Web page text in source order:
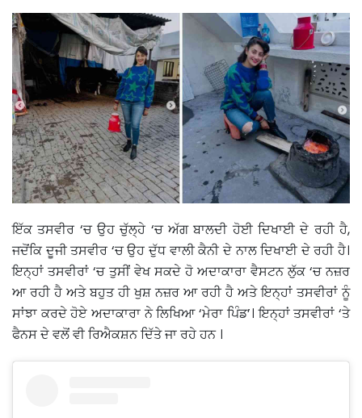
ਇੱਕ ਤਸਵੀਰ ‘ਚ ਉਹ ਚੁੱਲ੍ਹੇ ‘ਚ ਅੱਗ ਬਾਲਦੀ ਹੋਈ ਦਿਖਾਈ ਦੇ ਰਹੀ ਹੈ,
ਜਦੋਂਕਿ ਦੂਜੀ ਤਸਵੀਰ ‘ਚ ਉਹ ਦੁੱਧ ਵਾਲੀ ਕੈਨੀ ਦੇ ਨਾਲ ਦਿਖਾਈ ਦੇ ਰਹੀ ਹੈ।
ਇਨ੍ਹਾਂ ਤਸਵੀਰਾਂ ‘ਚ ਤੁਸੀਂ ਵੇਖ ਸਕਦੇ ਹੋ ਅਦਾਕਾਰਾ ਵੈਸਟਨ ਲੁੱਕ ‘ਚ ਨਜ਼ਰ
ਆ ਰਹੀ ਹੈ ਅਤੇ ਬਹੁਤ ਹੀ ਖੁਸ਼ ਨਜ਼ਰ ਆ ਰਹੀ ਹੈ ਅਤੇ ਇਨ੍ਹਾਂ ਤਸਵੀਰਾਂ ਨੂੰ
ਸਾਂਝਾ ਕਰਦੇ ਹੋਏ ਅਦਾਕਾਰਾ ਨੇ ਲਿਖਿਆ ‘ਮੇਰਾ ਪਿੰਡ’। ਇਨ੍ਹਾਂ ਤਸਵੀਰਾਂ ‘ਤੇ
ਫੈਨਸ ਦੇ ਵਲੋਂ ਵੀ ਰਿਐਕਸ਼ਨ ਦਿੱਤੇ ਜਾ ਰਹੇ ਹਨ ।